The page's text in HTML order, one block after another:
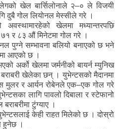
खेल बार्सिलोनाले २–० ले विजयी
दुबै गोल लियोनल मेस्सीले गरे ।
अवस्थामारहेको खेलमा मध्यान्तरपछि
७१ र ८३ औं मिनेटमा गोल गरे ।
पुग्ने सम्भावना बलियो बनाएको छ भने
आएको छ ।
अर्को खेलमा जर्मनीको बायर्न म्युनिख
खेलेका छन् । युभेन्टसको मैदानमा
मुलर र आर्यन रोबेनले एक–एक गोल गरे
लागि पावलो दिबाला र स्टेफानो
टुंग्याए ।
केही राहत मिलेको छ । दोस्रो
हुनेछ ।